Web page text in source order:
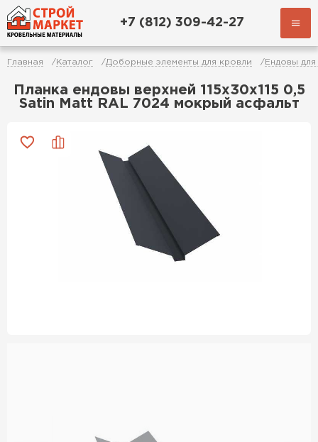
+7 (812) 309-42-27
Главная Каталог Доборные элементы для кровли Ендовы
Планка ендовы верхней 115х30х115 0,5
Satin Мatt RAL 7024 мокрый асфальт